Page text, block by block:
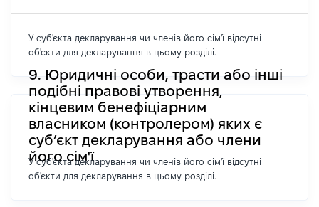
У суб'єкта декларування чи членів його сім'ї відсутні
об'єкти для декларування в цьому розділі.
9. Юридичні особи, трасти або інші
подібні правові утворення,
кінцевим бенефіціарним
власником (контролером) яких є
суб’єкт декларування або члени
його сім'ї
У суб'єкта декларування чи членів його сім'ї відсутні
об'єкти для декларування в цьому розділі.